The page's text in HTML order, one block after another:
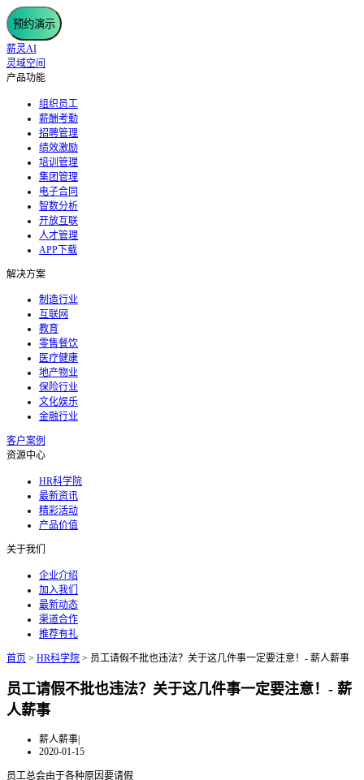
预约演示
薪灵AI
灵域空间
产品功能
组织员工
薪酬考勤
招聘管理
绩效激励
培训管理
集团管理
电子合同
智数分析
开放互联
人才管理
APP下载
解决方案
制造行业
互联网
教育
零售餐饮
医疗健康
地产物业
保险行业
文化娱乐
金融行业
客户案例
资源中心
HR科学院
最新资讯
精彩活动
产品价值
关于我们
企业介绍
加入我们
最新动态
渠道合作
推荐有礼
首页 > HR科学院 > 员工请假不批也违法？关于这几件事一定要注意！- 薪人薪事
员工请假不批也违法？关于这几件事一定要注意！- 薪
人薪事
薪人薪事|
2020-01-15
员工总会由于各种原因要请假